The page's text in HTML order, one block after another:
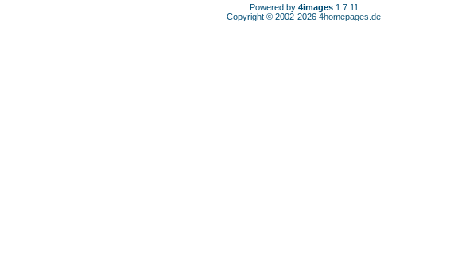
Powered by 4images1.7.11
Copyright © 2002-2026 4homepages.de